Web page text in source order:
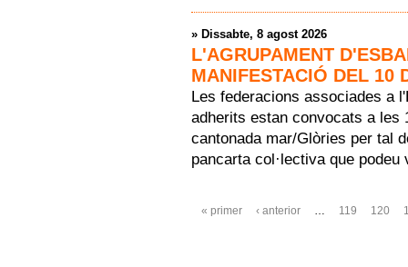
» Dissabte, 8 agost 2026
L'AGRUPAMENT
MANIFESTACIÓ DEL 10
Les federacions associades a
adherits estan convocats a les
cantonada mar/Glòries per tal
pancarta col·lectiva que
Pàgines
« primer ‹ anterior 119 120